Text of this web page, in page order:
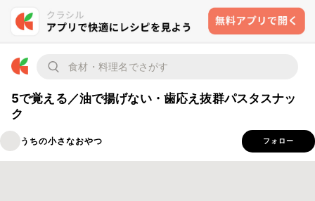
5で覚える／油で揚げない・歯応え抜群パスタスナッ
ク
うちの小さなおやつ フォロー